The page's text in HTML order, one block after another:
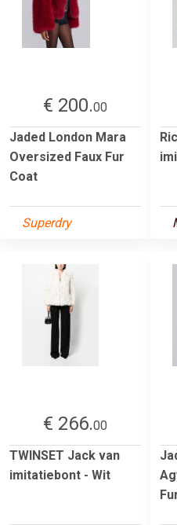
€ 200.00
Jaded London Mara
Oversized Faux Fur
Coat
Superdry
€ 266.00
TWINSET Jack van
imitatiebont - Wit